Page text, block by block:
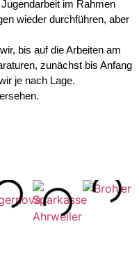
im Rahmen
wieder durchführen, aber
bis auf die Arbeiten am
zunächst bis Anfang
je nach Lage.